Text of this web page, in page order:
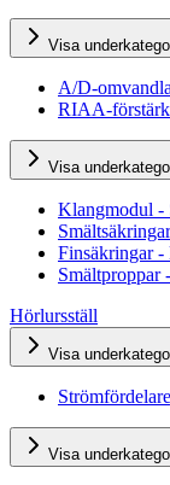
Visa
A/D-
RIAA-
Visa
Klangmodul -
Finsäkringar
Smältproppar
Hörlursställ
Visa
Visa